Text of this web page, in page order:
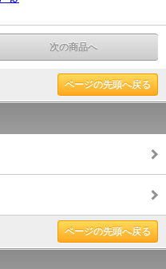
次の商品へ
ページの先頭へ戻る
ページの先頭へ戻る